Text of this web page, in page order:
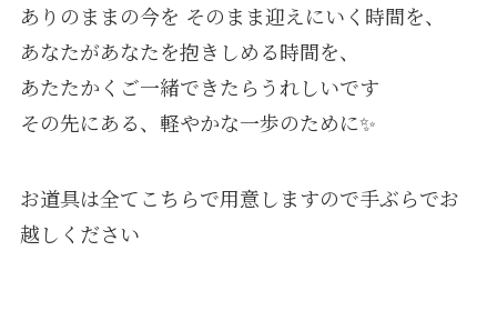
ありのままの今を そのまま迎えにいく時間を、
あなたがあなたを抱きしめる時間を、
あたたかくご一緒できたらうれしいです
その先にある、軽やかな一歩のために✨
⁡お道具は全てこちらで用意しますので手ぶらでお
越しください